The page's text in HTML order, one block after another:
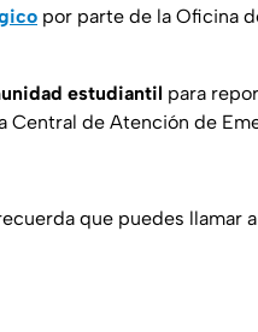
por parte de la Oficina
estudiantil para
Central de Atención de
que puedes llamar